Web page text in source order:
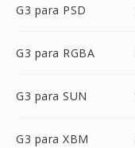
G3 para PSD
G3 para RGBA
G3 para SUN
G3 para XBM